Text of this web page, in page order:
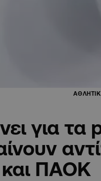
για τα
ΠΑΟΚ